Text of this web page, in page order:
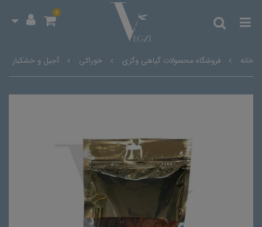
0
خانه فروشگاه محصولات گیاهی وگزی خوراکی آجیل و خشکبار